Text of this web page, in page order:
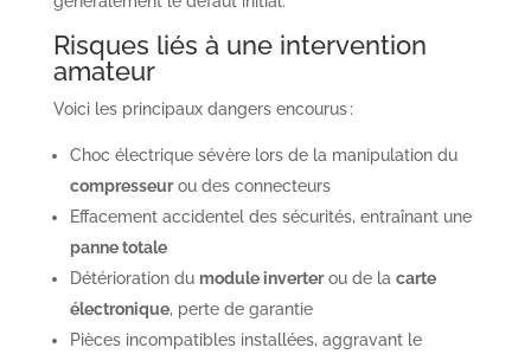
Risques liés à une intervention
amateur
Voici les principaux dangers encourus :
Choc électrique sévère lors de la manipulation du
compresseurou des connecteurs
Effacement accidentel des sécurités, entraînant une
panne totale
Détérioration du module inverterou de la carte
électronique, perte de garantie
Pièces incompatibles installées, aggravant le